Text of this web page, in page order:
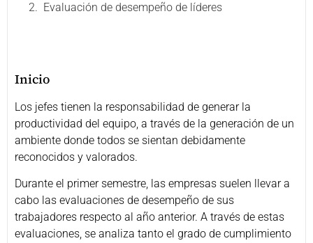
Evaluación de desempeño de líderes
Inicio
Los jefes tienen la responsabilidad de generar la
productividad del equipo, a través de la generación de un
ambiente donde todos se sientan debidamente
reconocidos y valorados.
Durante el primer semestre, las empresas suelen llevar a
cabo las evaluaciones de desempeño de sus
trabajadores respecto al año anterior. A través de estas
evaluaciones, se analiza tanto el grado de cumplimiento